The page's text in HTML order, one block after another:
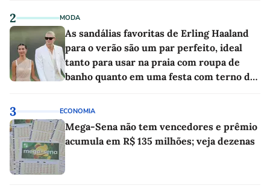
2 MODA
As sandálias favoritas de Erling Haaland
para o verão são um par perfeito, ideal
tanto para usar na praia com roupa de
banho quanto em uma festa com terno de
3 ECONOMIA
Mega-Sena não tem vencedores e prêmio
acumula em R$ 135 milhões; veja dezenas